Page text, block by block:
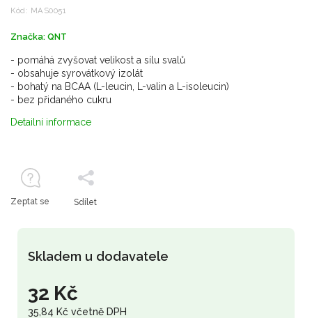
Kód: MAS0051
Značka: QNT
32 Kč
35,84 Kč včetně DPH
Skladem u dodavatele
- pomáhá zvyšovat velikost a sílu svalů
- obsahuje syrovátkový izolát
- bohatý na BCAA (L-leucin, L-valin a L-isoleucin)
- bez přidaného cukru
Detailní informace
Zeptat se Sdílet